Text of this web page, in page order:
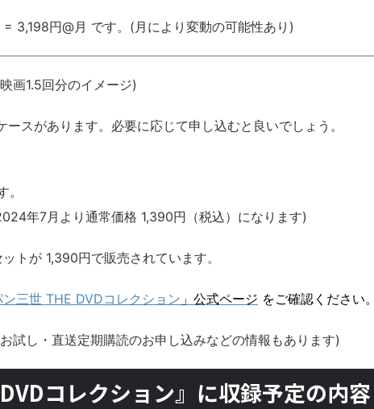
3,198円@月 です。(月により変動の可能性あり)
画1.5回分のイメージ)
スがあります。必要に応じて申し込むと良いでしょう。
年7月より通常価格 1,390円（税込）になります)
トが 1,390円で販売されています。
三世 THE DVDコレクション 」公式ページ をご確認ください
試し・直送定期購読のお申し込みなどの情報もあります)
コレクション』に収録予定の内容